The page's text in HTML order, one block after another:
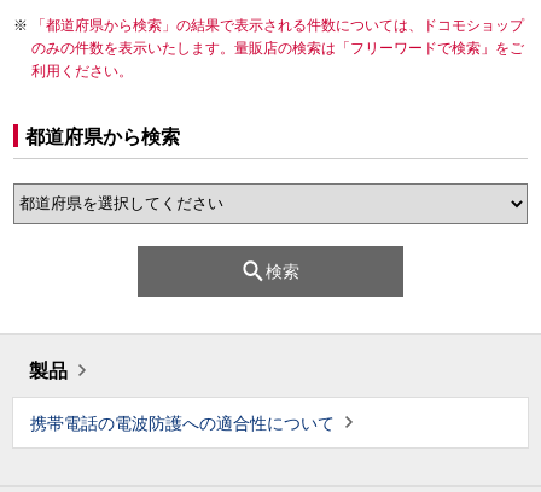
「都道府県から検索」の結果で表示される件数については、ドコモショップ
のみの件数を表示いたします。量販店の検索は「フリーワードで検索」をご
利用ください。
都道府県から検索
検索
製品
携帯電話の電波防護への適合性について